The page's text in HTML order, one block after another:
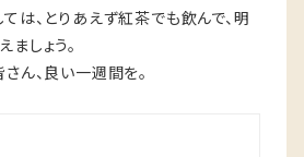
は、とりあえず紅茶でも飲んで、明
しょう。
ん、良い一週間を。